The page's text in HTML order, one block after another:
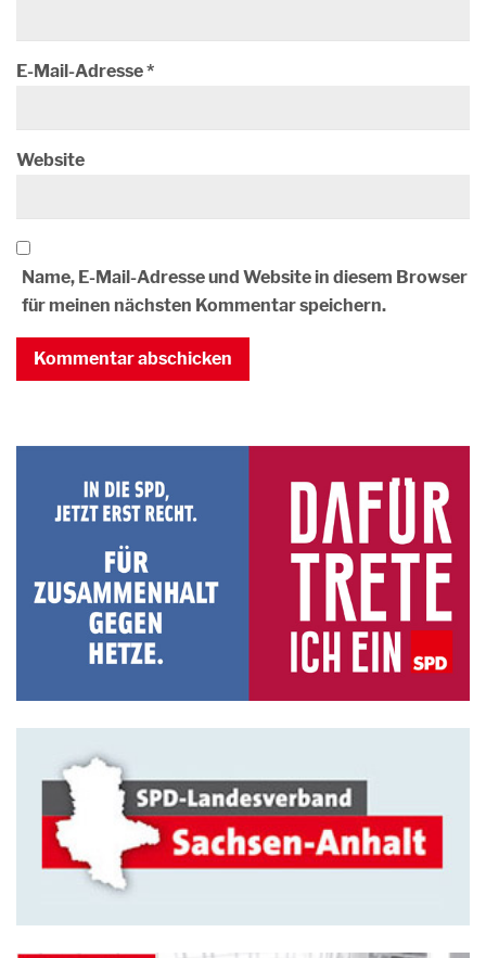
E-Mail-Adresse*
Website
Name, E-Mail-Adresse und Website in diesem Browser
für meinen nächsten Kommentar speichern.